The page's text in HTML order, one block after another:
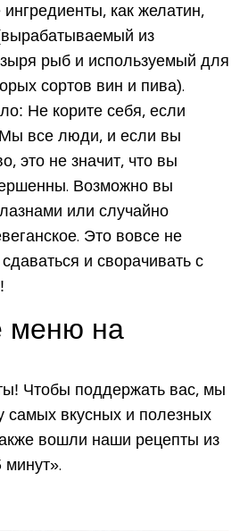
как желатин,
из
рыб и используемый для
сортов вин и пива).
Не корите себя, если
Мы все люди, и если вы
это не значит, что вы
Возможно вы
или случайно
Это вовсе не
и сворачивать с
меню на
Чтобы поддержать вас, мы
самых вкусных и полезных
вошли наши рецепты из
минут».